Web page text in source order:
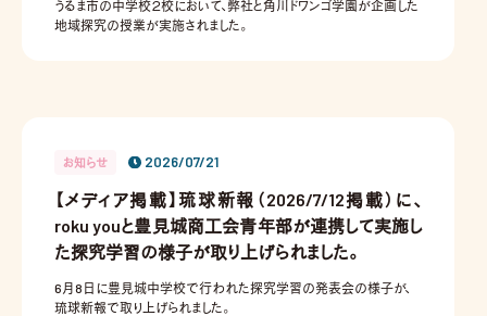
うるま市の中学校２校において、弊社と角川ドワンゴ学園が企画した
地域探究の授業が実施されました。
お知らせ 2026/07/21
【メディア掲載】琉球新報（2026/7/12掲載）に、
roku youと豊見城商工会青年部が連携して実施し
た探究学習の様子が取り上げられました。
6月8日に豊見城中学校で行われた探究学習の発表会の様子が、
琉球新報で取り上げられました。